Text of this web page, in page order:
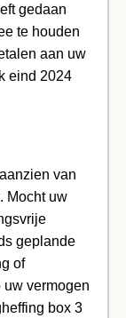
gedaan
te houden
aan uw
eind 2024
van
Mocht uw
geplande
of
uw vermogen
box 3